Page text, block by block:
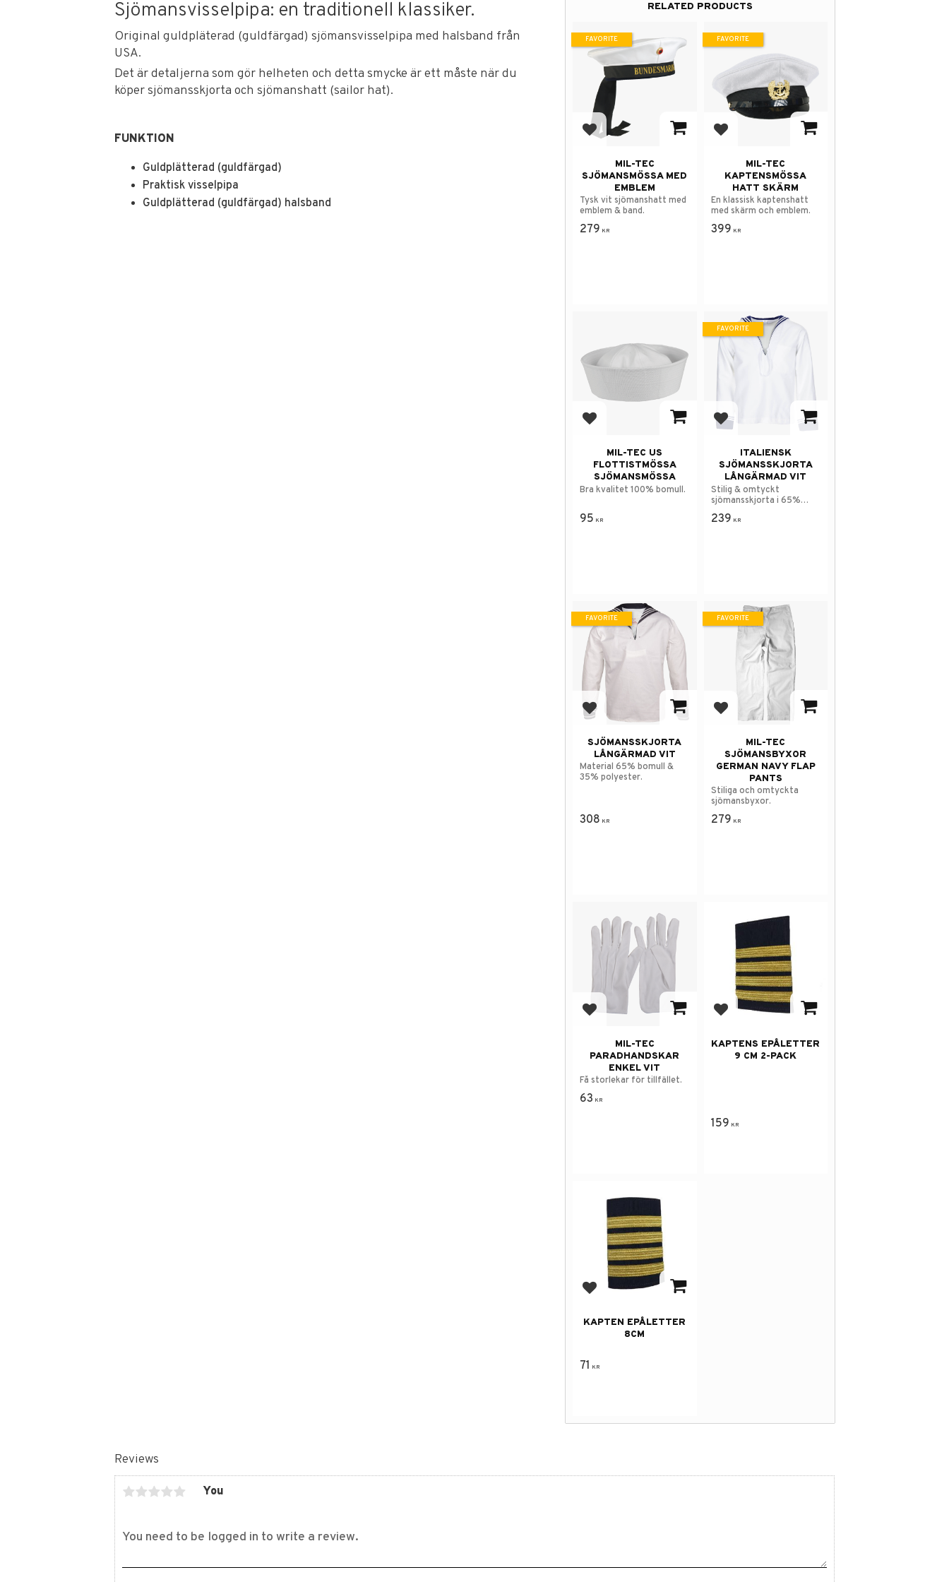
Sjömansvisselpipa: en traditionell klassiker.
Original guldpläterad (guldfärgad) sjömansvisselpipa med halsband från
USA.
Det är detaljerna som gör helheten och detta smycke är ett måste när du
köper sjömansskjorta och sjömanshatt (sailor hat).
FUNKTION
Guldplätterad (guldfärgad)
Praktisk visselpipa
Guldplätterad (guldfärgad) halsband
Reviews
You
RELATED PRODUCTS
Add to favorites
MIL-TEC
SJÖMANSMÖSSA MED
EMBLEM
Tysk vit sjömanshatt med
emblem & band.
279 KR
FAVORITE
Add to favorites
MIL-TEC
KAPTENSMÖSSA
HATT SKÄRM
En klassisk kaptenshatt
med skärm och emblem.
399 KR
FAVORITE
Add to favorites
MIL-TEC US
FLOTTISTMÖSSA
SJÖMANSMÖSSA
Bra kvalitet 100% bomull.
95 KR
Add to favorites
ITALIENSK
SJÖMANSSKJORTA
LÅNGÄRMAD VIT
Stilig & omtyckt
sjömansskjorta i 65%
bomull 35% polyester.
239 KR
FAVORITE
Add to favorites
SJÖMANSSKJORTA
LÅNGÄRMAD VIT
Material 65% bomull &
35% polyester.
308 KR
FAVORITE
Add to favorites
MIL-TEC
SJÖMANSBYXOR
GERMAN NAVY FLAP
PANTS
Stiliga och omtyckta
sjömansbyxor.
279 KR
FAVORITE
Add to favorites
MIL-TEC
PARADHANDSKAR
ENKEL VIT
Få storlekar för tillfället.
63 KR
Add to favorites
KAPTENS EPÅLETTER
9 CM 2-PACK
159 KR
Add to favorites
KAPTEN EPÅLETTER
8CM
71 KR